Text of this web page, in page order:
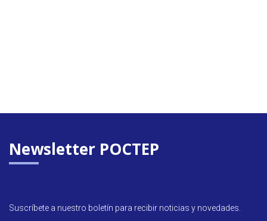
Newsletter POCTEP
Suscríbete a nuestro boletín para recibir noticias y novedades.